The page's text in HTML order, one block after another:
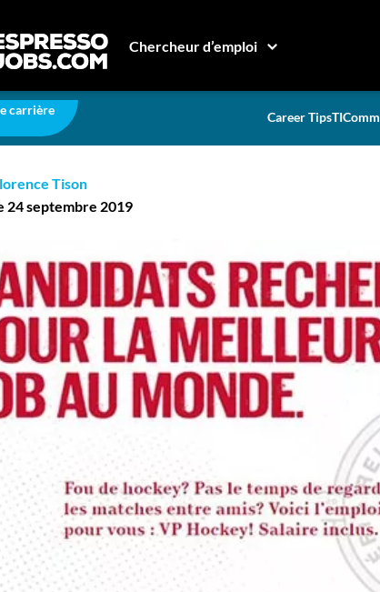
Chercheur d’emploi
carrière Career TipsTI
Budweiser veut vous payer pour regarder le hockey!
veut vous payer
Tison
24 septembre 2019